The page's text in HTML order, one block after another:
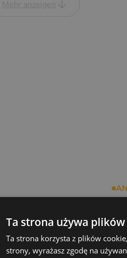
süße Konzept, entspricht den
Mehr anzeigen
Ta strona używa
Ta strona korzysta z plików
strony, wyrażasz zgodę na